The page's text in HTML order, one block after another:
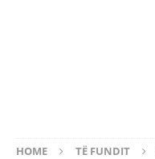
HOME TË FUNDIT